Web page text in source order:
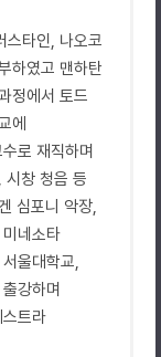
스타인, 나오코
하였고 맨하탄
정에서 토드
에
로 재직하며
시창 청음 등
심포니 악장,
네소타
울대학교,
강하며
트라